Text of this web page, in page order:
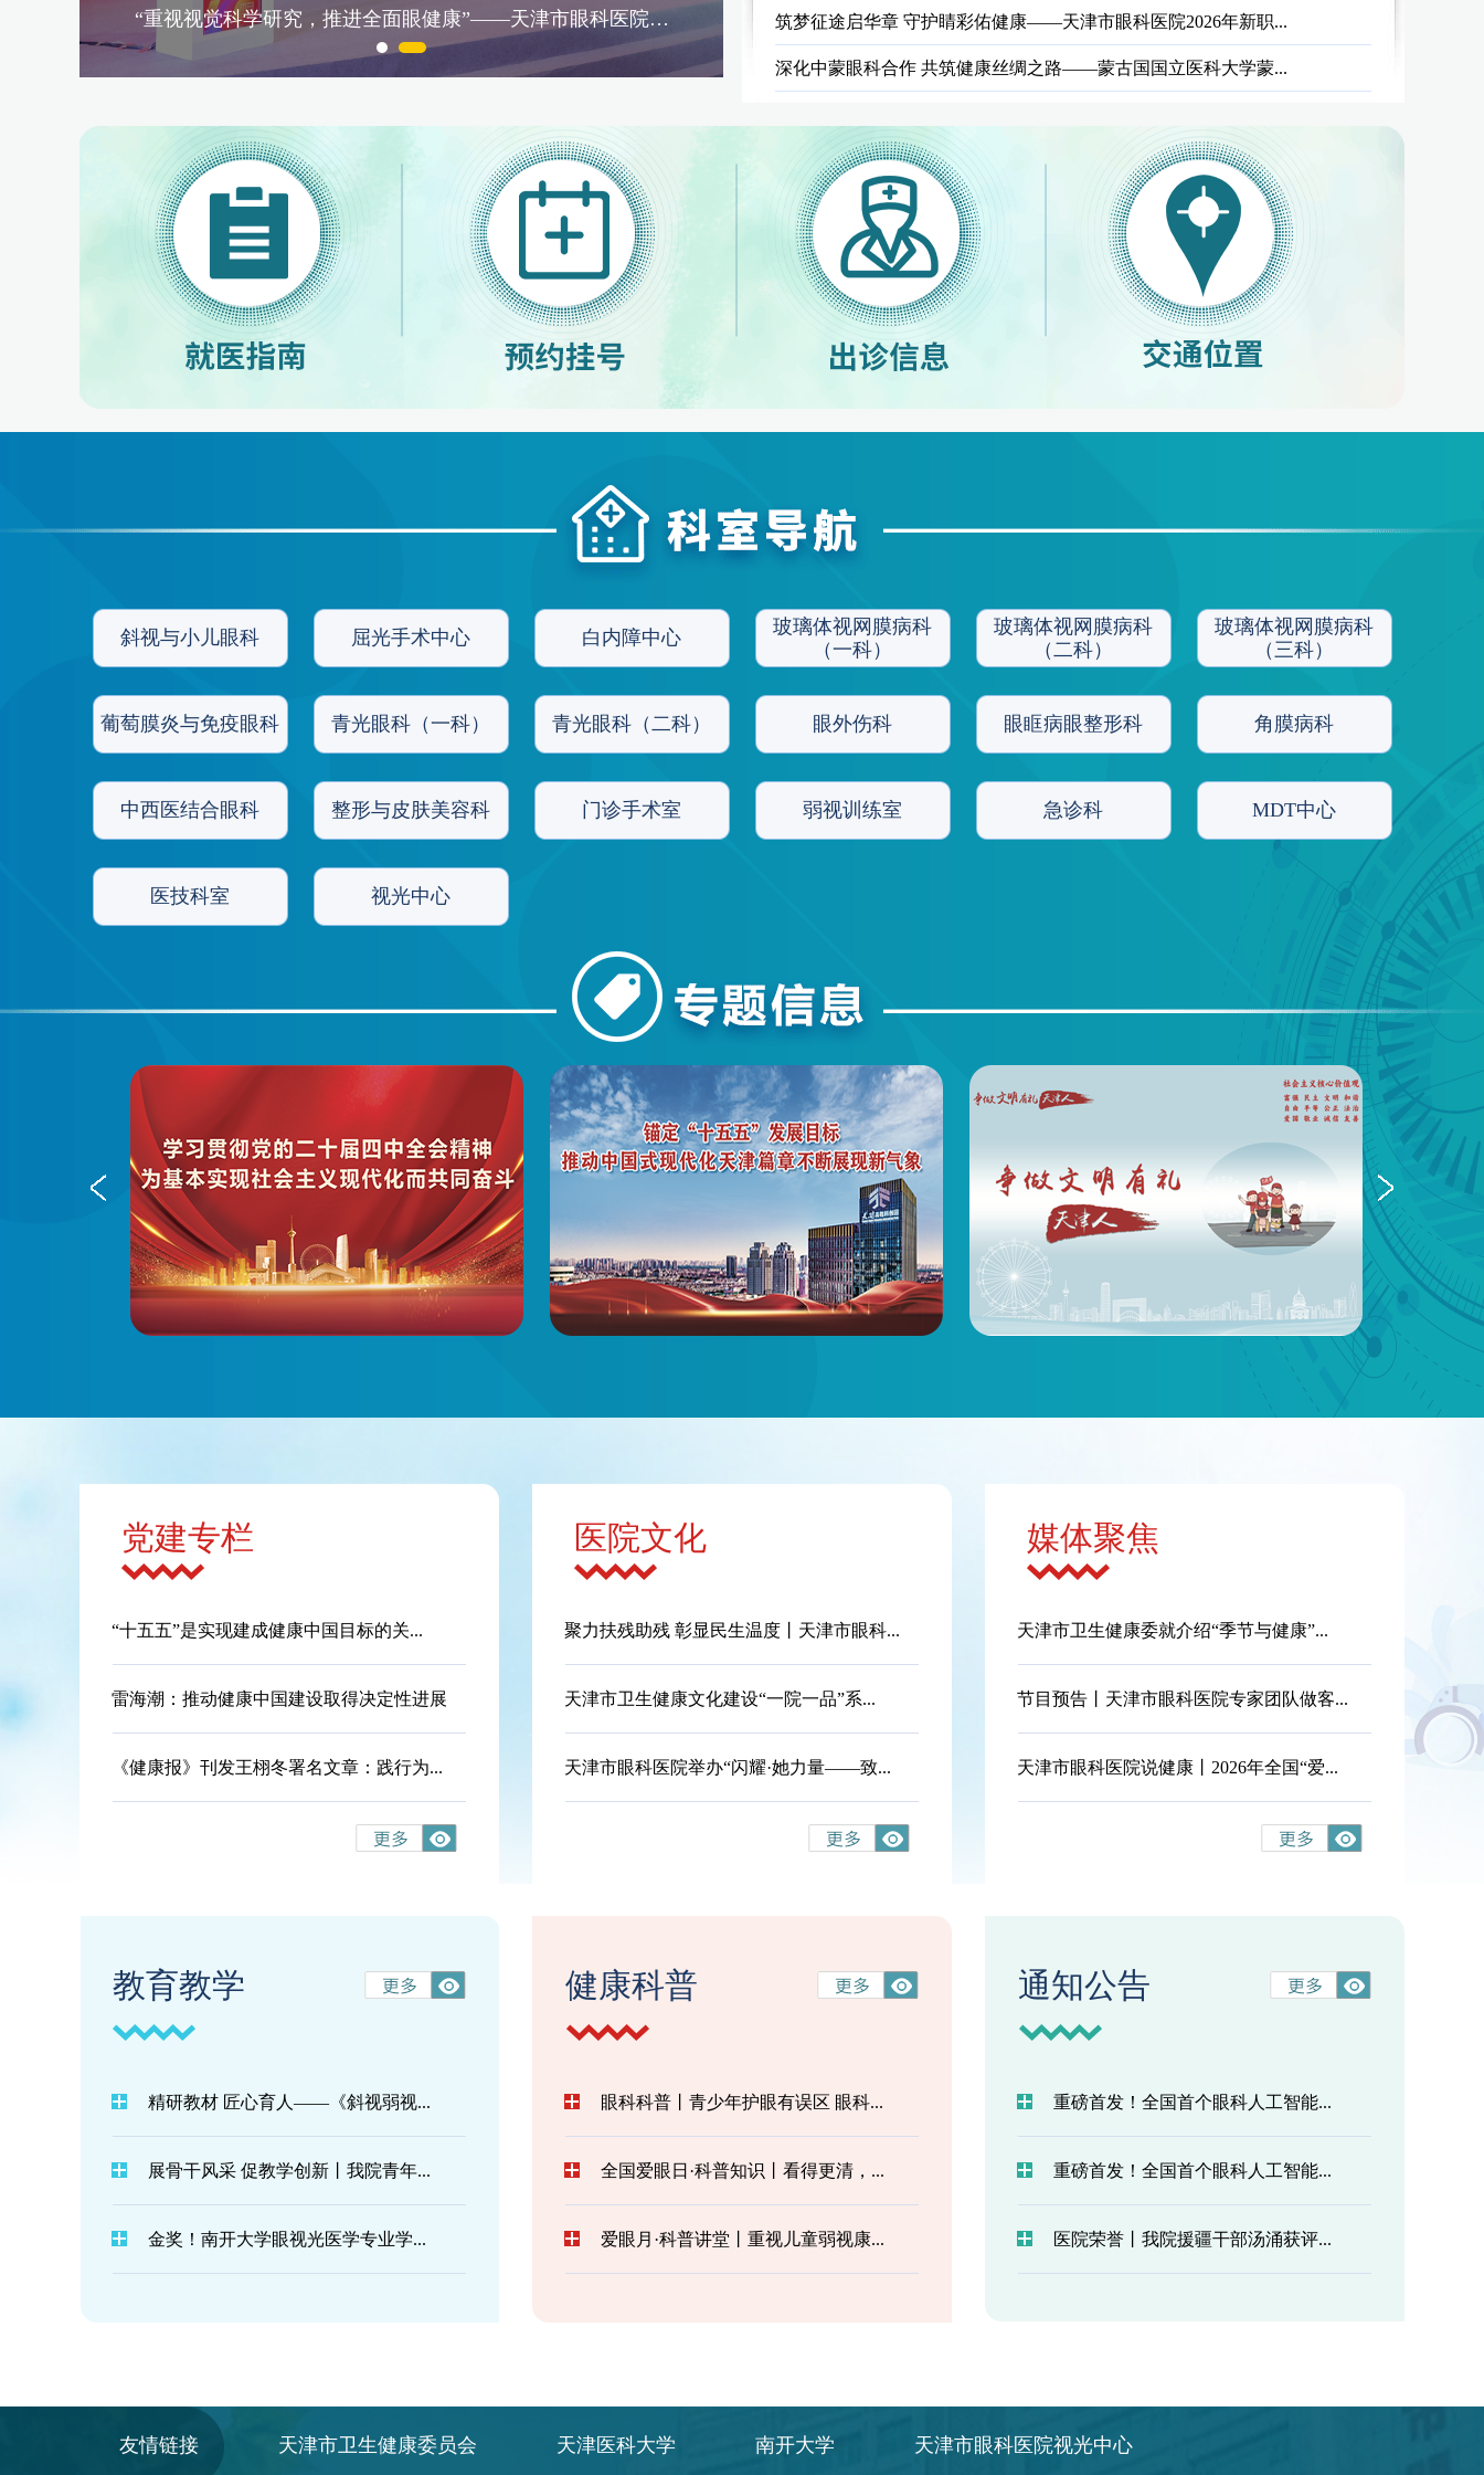
“重视视觉科学研究，推进全面眼健康”——天津市眼科医院… 筑梦征途启华章 守护睛彩佑健康——天津市眼科医院2026年新职...
深化中蒙眼科合作 共筑健康丝绸之路——蒙古国国立医科大学蒙...
斜视与小儿眼科 屈光手术中心 白内障中心
玻璃体视网膜病科
（一科）
玻璃体视网膜病科
（二科）
玻璃体视网膜病科
（三科）
葡萄膜炎与免疫眼科 青光眼科（一科） 青光眼科（二科） 眼外伤科 眼眶病眼整形科 角膜病科
中西医结合眼科 整形与皮肤美容科 门诊手术室 弱视训练室 急诊科 MDT中心
医技科室 视光中心
党建专栏
“十五五”是实现建成健康中国目标的关...
雷海潮：推动健康中国建设取得决定性进展
《健康报》刊发王栩冬署名文章：践行为...
医院文化
聚力扶残助残 彰显民生温度丨天津市眼科...
天津市卫生健康文化建设“一院一品”系...
天津市眼科医院举办“闪耀·她力量——致...
媒体聚焦
天津市卫生健康委就介绍“季节与健康”...
节目预告丨天津市眼科医院专家团队做客...
天津市眼科医院说健康丨2026年全国“爱...
教育教学
精研教材 匠心育人——《斜视弱视...
展骨干风采 促教学创新丨我院青年...
金奖！南开大学眼视光医学专业学...
健康科普
眼科科普丨青少年护眼有误区 眼科...
全国爱眼日·科普知识丨看得更清，...
爱眼月·科普讲堂丨重视儿童弱视康...
通知公告
重磅首发！全国首个眼科人工智能...
重磅首发！全国首个眼科人工智能...
医院荣誉丨我院援疆干部汤涌获评...
友情链接 天津市卫生健康委员会 天津医科大学 南开大学 天津市眼科医院视光中心